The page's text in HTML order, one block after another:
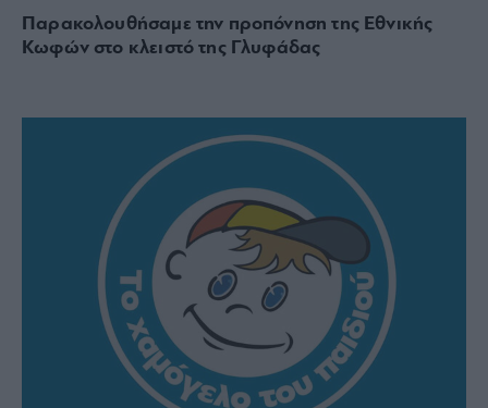
Παρακολουθήσαμε την προπόνηση της Εθνικής
Κωφών στο κλειστό της Γλυφάδας